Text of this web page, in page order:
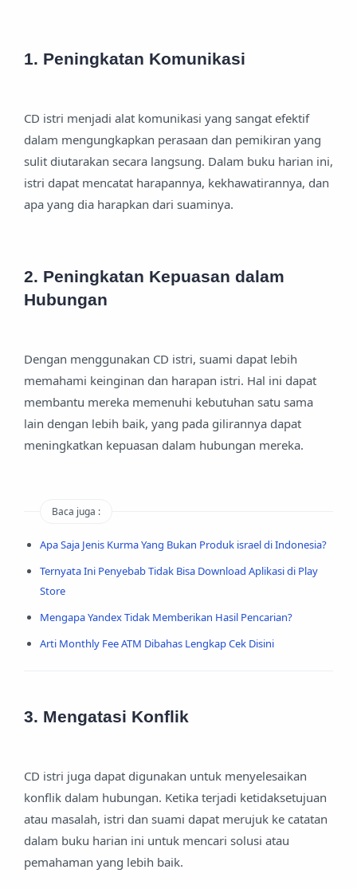
1. Peningkatan Komunikasi
CD istri menjadi alat komunikasi yang sangat efektif
dalam mengungkapkan perasaan dan pemikiran yang
sulit diutarakan secara langsung. Dalam buku harian ini,
istri dapat mencatat harapannya, kekhawatirannya, dan
apa yang dia harapkan dari suaminya.
2. Peningkatan Kepuasan dalam
Hubungan
Dengan menggunakan CD istri, suami dapat lebih
memahami keinginan dan harapan istri. Hal ini dapat
membantu mereka memenuhi kebutuhan satu sama
lain dengan lebih baik, yang pada gilirannya dapat
meningkatkan kepuasan dalam hubungan mereka.
Baca juga :
Apa Saja Jenis Kurma Yang Bukan Produk israel di Indonesia?
Ternyata Ini Penyebab Tidak Bisa Download Aplikasi di Play
Store
Mengapa Yandex Tidak Memberikan Hasil Pencarian?
Arti Monthly Fee ATM Dibahas Lengkap Cek Disini
3. Mengatasi Konflik
CD istri juga dapat digunakan untuk menyelesaikan
konflik dalam hubungan. Ketika terjadi ketidaksetujuan
atau masalah, istri dan suami dapat merujuk ke catatan
dalam buku harian ini untuk mencari solusi atau
pemahaman yang lebih baik.